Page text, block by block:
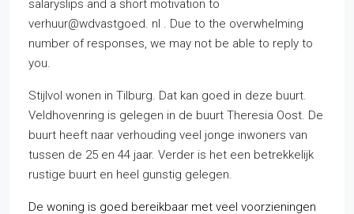
salaryslips and a short motivation to
verhuur@wdvastgoed. nl . Due to the overwhelming
number of responses, we may not be able to reply to
you.
Stijlvol wonen in Tilburg. Dat kan goed in deze buurt.
Veldhovenring is gelegen in de buurt Theresia Oost. De
buurt heeft naar verhouding veel jonge inwoners van
tussen de 25 en 44 jaar. Verder is het een betrekkelijk
rustige buurt en heel gunstig gelegen.
De woning is goed bereikbaar met veel voorzieningen